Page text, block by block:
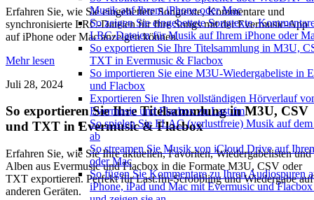
Musik auf Ihrem iPhone oder Mac
So zeigen Sie eingebettete Songtexte,
LRC-Dateien für Musik auf Ihrem iPhone oder
So exportieren Sie Ihre Titelsammlung in M3U,
TXT in Evermusic & Flacbox
So importieren Sie eine M3U-Wiedergabeliste in
und Flacbox
Exportieren Sie Ihren vollständigen Hörverlauf
Evermusic und Flacbox zu Last.fm
So spielen Sie FLAC (verlustfreie) Musik auf
ab
So streamen Sie Musik von iCloud Drive auf
oder Mac
So fügen Sie Kommentare zu Ihren Audiospuren
iPhone, iPad und Mac mit Evermusic und
Erfahren Sie, wie Sie eingebettete Songtexte, Kommentare und
synchronisierte LRC-Dateien für Ihre Songs mit der Evermusic-App
auf iPhone oder Mac anzeigen können.
Mehr lesen
Juli 28, 2024
So exportieren Sie Ihre Titelsammlung in M3U, CSV
und TXT in Evermusic & Flacbox
Erfahren Sie, wie Sie Ihre aktuellen, Favoriten, Wiedergabelisten und
Alben aus Evermusic und Flacbox in die Formate M3U, CSV oder
TXT exportieren. Perfekt für Last.fm-Scrobbling und Wiedergabe auf
anderen Geräten.